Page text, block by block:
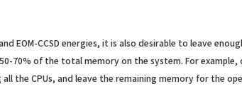
EOM-CCSD energies, it is also desirable to leave
70% of the total memory on the system. For
the CPUs, and leave the remaining memory for the